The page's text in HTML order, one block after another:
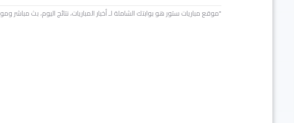
"موقع مباريات ستور هو بوابتك الشاملة لـ أخبار المباريات، نتائج اليوم، بث